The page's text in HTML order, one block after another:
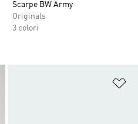
Scarpe BW Army
Originals
3 colori
Aggiungi alla lista dei desideri